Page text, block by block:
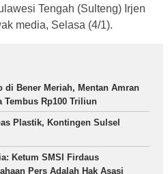
Tengah (Sulteng) Irjen
media, Selasa (4/1).
di Bener Meriah, Mentan Amran
Rp100 Triliun
Plastik, Kontingen Sulsel
Ketum SMSI Firdaus
Pers Adalah Hak Asasi